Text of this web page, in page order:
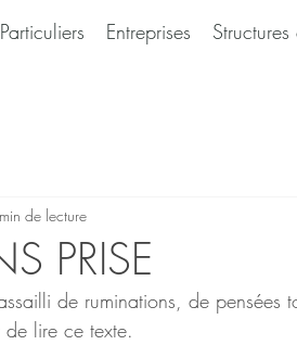
Particuliers Entreprises
PRISE
de lecture
de ruminations, de pensées
de lire ce texte.